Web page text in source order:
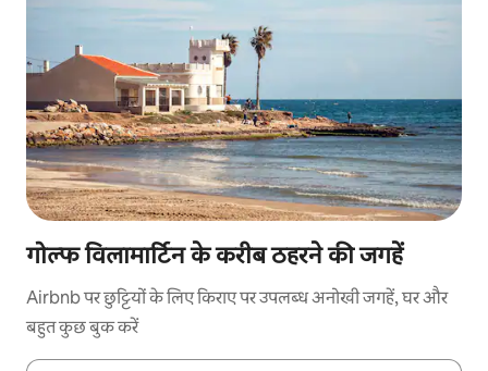
गोल्फ विलामार्टिन के करीब ठहरने की जगहें
Airbnb पर छुट्टियों के लिए किराए पर उपलब्ध अनोखी जगहें, घर और
बहुत कुछ बुक करें